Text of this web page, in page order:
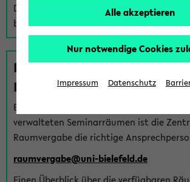
Detailseite zum Teilnahmemanagement
betreffenden Veranstaltung.
Fragen zu im eKVV
Räumen
Bei Fragen zur Vergabe von Hörsälen und
verwalteten Seminarräumen ist die
Raumvergabe die richtige
raumvergabe@uni-bielefeld.de
Alle akzeptieren
Nur notwendige Cookies
Impressum Datenschutz